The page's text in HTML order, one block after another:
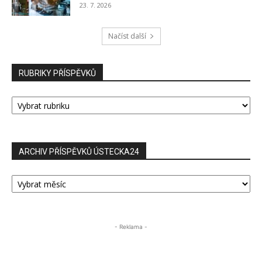
23. 7. 2026
Načíst další
RUBRIKY PŘÍSPĚVKŮ
RUBRIKY
PŘÍSPĚVKŮ
ARCHIV PŘÍSPĚVKŮ ÚSTECKA24
ARCHIV
PŘÍSPĚVKŮ
- Reklama -